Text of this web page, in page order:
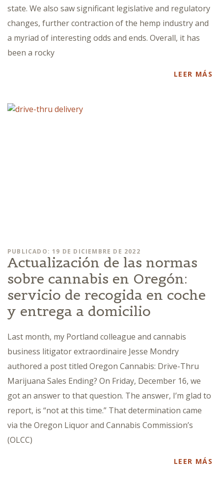
state. We also saw significant legislative and regulatory
changes, further contraction of the hemp industry and
a myriad of interesting odds and ends. Overall, it has
been a rocky
LEER MÁS
PUBLICADO: 19 DE DICIEMBRE DE 2022
Actualización de las normas
sobre cannabis en Oregón:
servicio de recogida en coche
y entrega a domicilio
Last month, my Portland colleague and cannabis
business litigator extraordinaire Jesse Mondry
authored a post titled Oregon Cannabis: Drive-Thru
Marijuana Sales Ending? On Friday, December 16, we
got an answer to that question. The answer, I’m glad to
report, is “not at this time.” That determination came
via the Oregon Liquor and Cannabis Commission’s
(OLCC)
LEER MÁS